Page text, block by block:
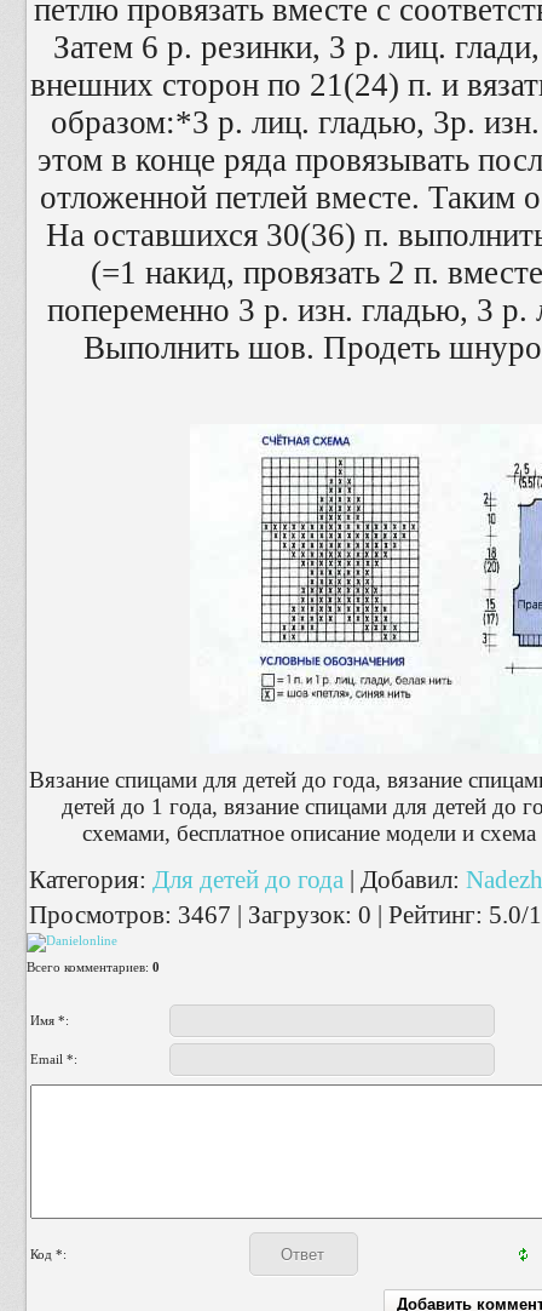
петлю провязать вместе с
Затем 6 р. резинки, 3 р. лиц.
внешних сторон по 21(24) п. и
образом:*3 р. лиц. гладью, 3р.
этом в конце ряда провязывать
отложенной петлей вместе. Таким
На оставшихся 30(36) п.
(=1 накид, провязать 2 п.
попеременно 3 р. изн. гладью, 3
Выполнить шов. Продеть
Вязание спицами для детей до года, вязание
детей до 1 года, вязание спицами для детей до
схемами, бесплатное описание модели и
Категория: Для детей до года | Добавил:
Просмотров: 3467 | Загрузок: 0 | Рейтинг: 5.0/1
Всего комментариев: 0
Имя *:
Email *:
Код *: